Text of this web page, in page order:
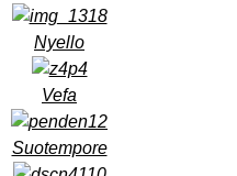
Nyello
Vefa
Suotempore